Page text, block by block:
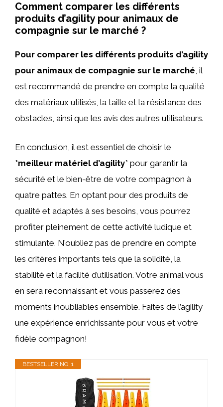
Comment comparer les différents
produits d’agility pour animaux de
compagnie sur le marché ?
Pour comparer les différents produits d’agility
pour animaux de compagnie sur le marché, il
est recommandé de prendre en compte la qualité
des matériaux utilisés, la taille et la résistance des
obstacles, ainsi que les avis des autres utilisateurs.
En conclusion, il est essentiel de choisir le
*meilleur matériel d’agility* pour garantir la
sécurité et le bien-être de votre compagnon à
quatre pattes. En optant pour des produits de
qualité et adaptés à ses besoins, vous pourrez
profiter pleinement de cette activité ludique et
stimulante. N’oubliez pas de prendre en compte
les critères importants tels que la solidité, la
stabilité et la facilité d’utilisation. Votre animal vous
en sera reconnaissant et vous passerez des
moments inoubliables ensemble. Faites de l’agility
une expérience enrichissante pour vous et votre
fidèle compagnon!
BESTSELLER NO. 1